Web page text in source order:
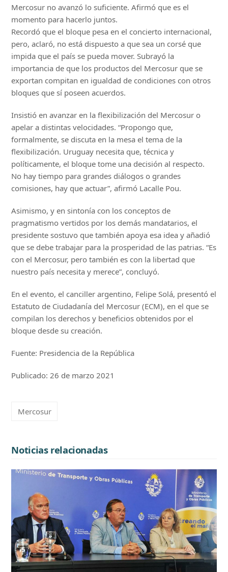
Mercosur no avanzó lo suficiente. Afirmó que es el
momento para hacerlo juntos.
Recordó que el bloque pesa en el concierto internacional,
pero, aclaró, no está dispuesto a que sea un corsé que
impida que el país se pueda mover. Subrayó la
importancia de que los productos del Mercosur que se
exportan compitan en igualdad de condiciones con otros
bloques que sí poseen acuerdos.
Insistió en avanzar en la flexibilización del Mercosur o
apelar a distintas velocidades. “Propongo que,
formalmente, se discuta en la mesa el tema de la
flexibilización. Uruguay necesita que, técnica y
políticamente, el bloque tome una decisión al respecto.
No hay tiempo para grandes diálogos o grandes
comisiones, hay que actuar”, afirmó Lacalle Pou.
Asimismo, y en sintonía con los conceptos de
pragmatismo vertidos por los demás mandatarios, el
presidente sostuvo que también apoya esa idea y añadió
que se debe trabajar para la prosperidad de las patrias. “Es
con el Mercosur, pero también es con la libertad que
nuestro país necesita y merece”, concluyó.
En el evento, el canciller argentino, Felipe Solá, presentó el
Estatuto de Ciudadanía del Mercosur (ECM), en el que se
compilan los derechos y beneficios obtenidos por el
bloque desde su creación.
Fuente: Presidencia de la República
Publicado: 26 de marzo 2021
Mercosur
Noticias relacionadas